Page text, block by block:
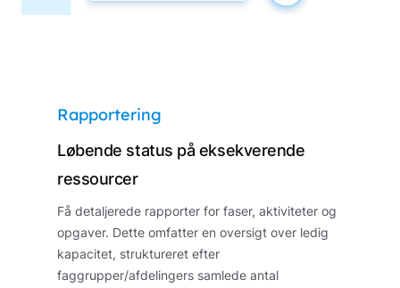
Rapportering
Løbende status på eksekverende
ressourcer
Få detaljerede rapporter for faser, aktiviteter og
opgaver. Dette omfatter en oversigt over ledig
kapacitet, struktureret efter
faggrupper/afdelingers samlede antal